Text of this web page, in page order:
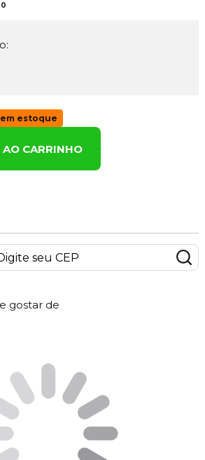
estoque
CARRINHO
gostar de